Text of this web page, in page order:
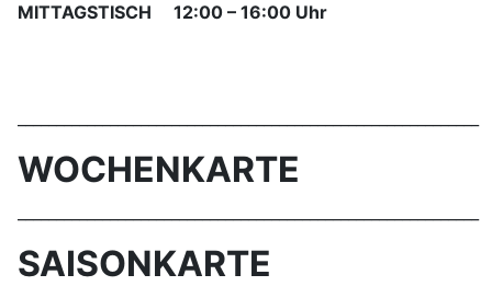
MITTAGSTISCH 12:00 – 16:00 Uhr
WOCHENKARTE
SAISONKARTE